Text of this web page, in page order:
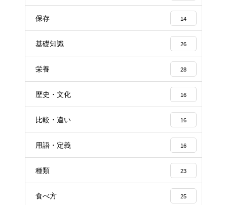
保存 14
基礎知識 26
栄養 28
歴史・文化 16
比較・違い 16
用語・定義 16
種類 23
食べ方 25